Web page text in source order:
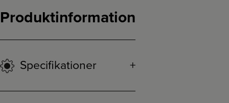
Produktinformation
Specifikationer